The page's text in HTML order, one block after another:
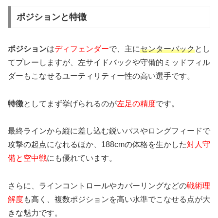
ポジションと特徴
ポジションはディフェンダーで、主にセンターバックとし
てプレーしますが、左サイドバックや守備的ミッドフィル
ダーもこなせるユーティリティー性の高い選手です。
特徴としてまず挙げられるのが左足の精度です。
最終ラインから縦に差し込む鋭いパスやロングフィードで
攻撃の起点になれるほか、188cmの体格を生かした対人守
備と空中戦にも優れています。
さらに、ラインコントロールやカバーリングなどの戦術理
解度も高く、複数ポジションを高い水準でこなせる点が大
きな魅力です。